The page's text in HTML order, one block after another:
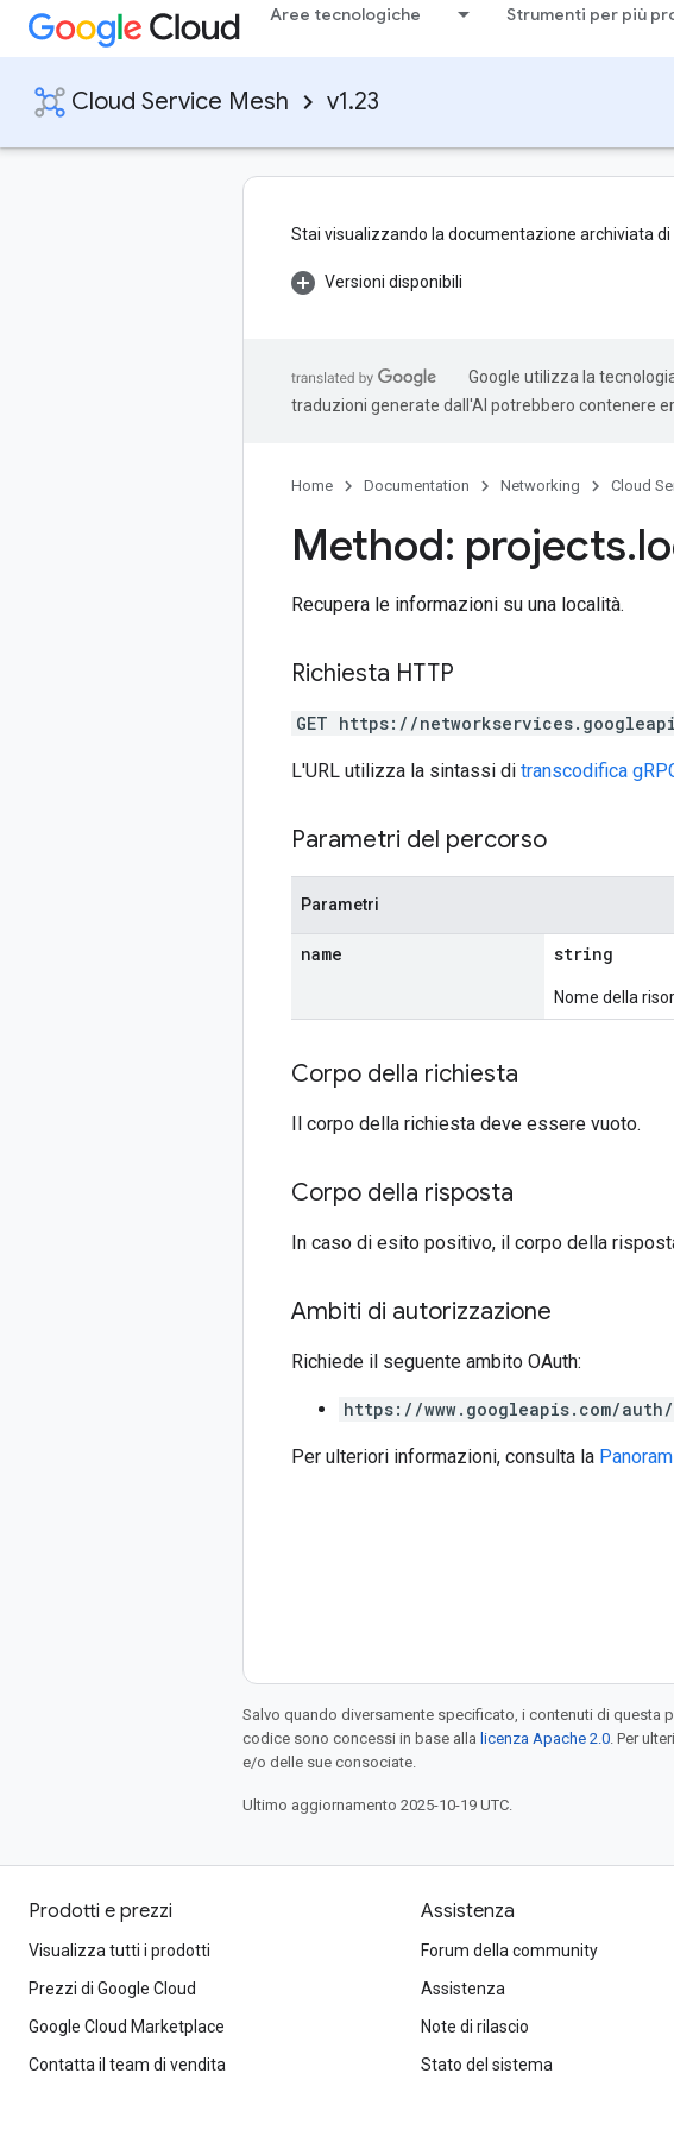
Aree tecnologiche Strumenti per più
Cloud Service Mesh v1.23
Stai visualizzando la documentazione archiviata di
Versioni disponibili
Google utilizza la
traduzioni generate dall'AI potrebbero contenere
Home Documentation Networking Cloud
Method: projects.
Recupera le informazioni su una località.
Richiesta HTTP
GET https://
L'URL utilizza la sintassi di transcodifica
Parametri del percorso
Parametri
name string
Nome della
Corpo della richiesta
Il corpo della richiesta deve essere vuoto.
Corpo della risposta
In caso di esito positivo, il corpo della
Ambiti di autorizzazione
Richiede il seguente ambito OAuth:
https://www.googleapis.com/
Per ulteriori informazioni, consulta la
Salvo quando diversamente specificato, i contenuti di questa
codice sono concessi in base alla licenza Apache 2.0. Per
e/o delle sue consociate.
Ultimo aggiornamento 2025-10-19 UTC.
Prodotti e prezzi
Visualizza tutti i prodotti
Prezzi di Google Cloud
Google Cloud Marketplace
Contatta il team di vendita
Assistenza
Forum della community
Assistenza
Note di rilascio
Stato del sistema